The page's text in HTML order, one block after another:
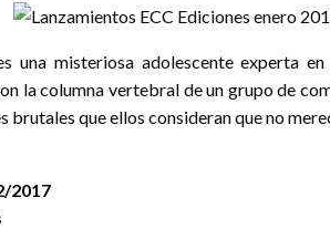
una misteriosa adolescente experta
la columna vertebral de un grupo de
brutales que ellos consideran que no
2017